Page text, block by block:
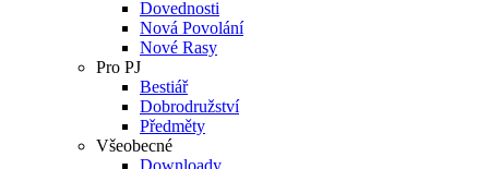
Dovednosti
Nová Povolání
Nové Rasy
Pro PJ
Bestiář
Dobrodružství
Předměty
Všeobecné
Downloady